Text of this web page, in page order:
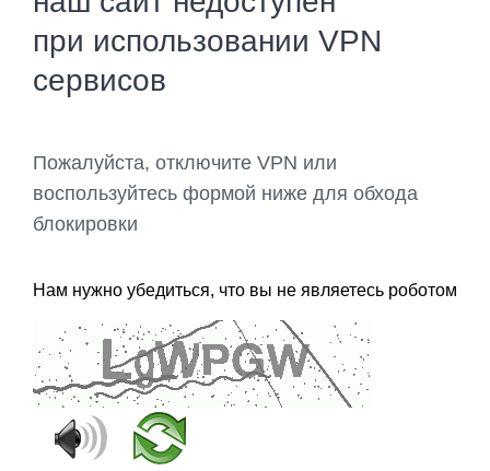
при использовании VPN
сервисов
Пожалуйста, отключите VPN или
воспользуйтесь формой ниже для обхода
блокировки
Нам нужно убедиться, что вы не являетесь роботом